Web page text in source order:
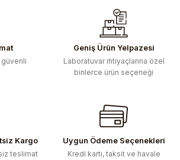
noktaları öneri formunu
iletebilirsiniz.
için teşekkür ederiz.
bozuk veya görüntülenemiyor.
daha pahalı.
farklı alternatifler olmalı.
Geniş Ürün Yelpazesi
Laboratuvar ihtiyaçlarına özel
binlerce ürün seçeneği
Kargo
teslimat
Uygun Ödeme Seçenekleri
Kredi kartı, taksit ve havale